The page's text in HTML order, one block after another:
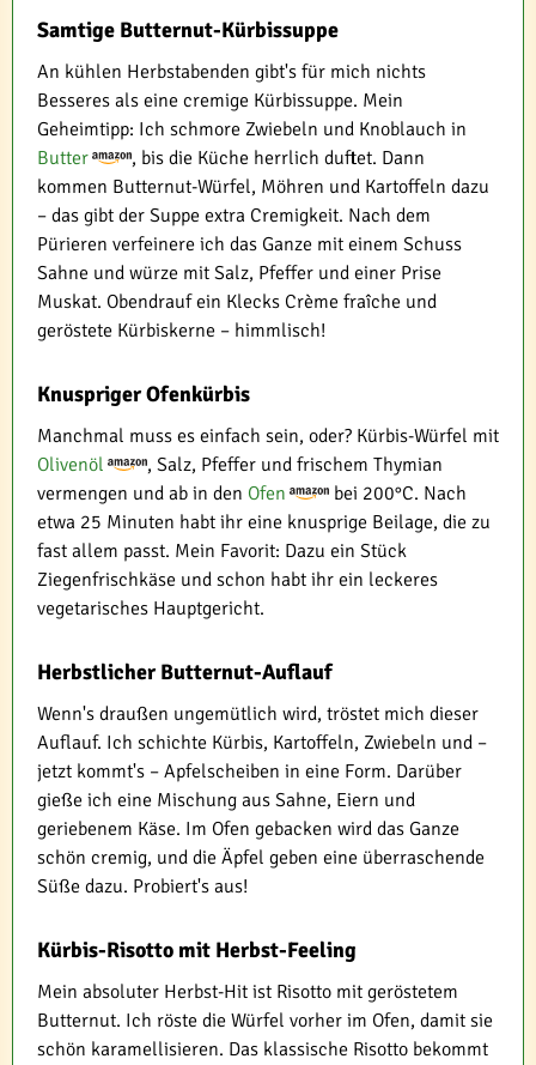
Samtige Butternut-Kürbissuppe
An kühlen Herbstabenden gibt's für mich nichts
Besseres als eine cremige Kürbissuppe. Mein
Geheimtipp: Ich schmore Zwiebeln und Knoblauch in
Butter
, bis die Küche herrlich duftet. Dann
kommen Butternut-Würfel, Möhren und Kartoffeln dazu
– das gibt der Suppe extra Cremigkeit. Nach dem
Pürieren verfeinere ich das Ganze mit einem Schuss
Sahne und würze mit Salz, Pfeffer und einer Prise
Muskat. Obendrauf ein Klecks Crème fraîche und
geröstete Kürbiskerne – himmlisch!
Knuspriger Ofenkürbis
Manchmal muss es einfach sein, oder? Kürbis-Würfel mit
Olivenöl
, Salz, Pfeffer und frischem Thymian
vermengen und ab in den Ofen
bei 200°C. Nach
etwa 25 Minuten habt ihr eine knusprige Beilage, die zu
fast allem passt. Mein Favorit: Dazu ein Stück
Ziegenfrischkäse und schon habt ihr ein leckeres
vegetarisches Hauptgericht.
Herbstlicher Butternut-Auflauf
Wenn's draußen ungemütlich wird, tröstet mich dieser
Auflauf. Ich schichte Kürbis, Kartoffeln, Zwiebeln und –
jetzt kommt's – Apfelscheiben in eine Form. Darüber
gieße ich eine Mischung aus Sahne, Eiern und
geriebenem Käse. Im Ofen gebacken wird das Ganze
schön cremig, und die Äpfel geben eine überraschende
Süße dazu. Probiert's aus!
Kürbis-Risotto mit Herbst-Feeling
Mein absoluter Herbst-Hit ist Risotto mit geröstetem
Butternut. Ich röste die Würfel vorher im Ofen, damit sie
schön karamellisieren. Das klassische Risotto bekommt